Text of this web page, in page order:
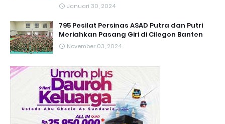
Januari 30, 2024
795 Pesilat Persinas ASAD Putra dan Putri
Meriahkan Pasang Giri di Cilegon Banten
November 03, 2024